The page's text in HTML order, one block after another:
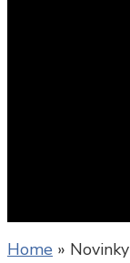
Home » Novinky